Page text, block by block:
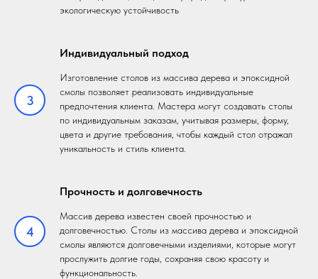
экологическую устойчивость
3
Индивидуальный подход
Изготовление столов из массива дерева и эпоксидной
смолы позволяет реализовать индивидуальные
предпочтения клиента. Мастера могут создавать столы
по индивидуальным заказам, учитывая размеры, форму,
цвета и другие требования, чтобы каждый стол отражал
уникальность и стиль клиента.
4
Прочность и долговечность
Массив дерева известен своей прочностью и
долговечностью. Столы из массива дерева и эпоксидной
смолы являются долговечными изделиями, которые могут
прослужить долгие годы, сохраняя свою красоту и
функциональность.